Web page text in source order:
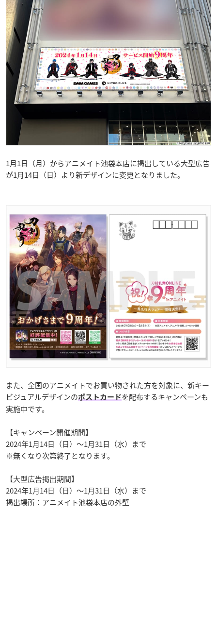
1月1日（月）からアニメイト池袋本店に掲出している大型広告
が1月14日（日）より新デザインに変更となりました。
また、全国のアニメイトでお買い物された方を対象に、新キー
ビジュアルデザインのポストカードを配布するキャンペーンも
実施中です。
【キャンペーン開催期間】
2024年1月14日（日）～1月31日（水）まで
※無くなり次第終了となります。
【大型広告掲出期間】
2024年1月14日（日）～1月31日（水）まで
掲出場所：アニメイト池袋本店の外壁